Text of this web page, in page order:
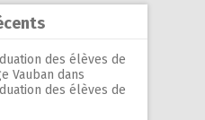
des élèves de
Vauban dans
des élèves de